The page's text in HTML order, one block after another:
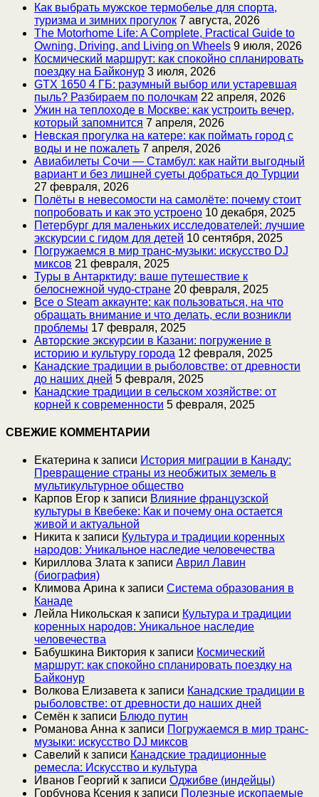
Как выбрать мужское термобелье для спорта,
туризма и зимних прогулок 7 августа, 2026
The Motorhome Life: A Complete, Practical Guide to
Owning, Driving, and Living on Wheels 9 июля, 2026
Космический маршрут: как спокойно спланировать
поездку на Байконур 3 июля, 2026
GTX 1650 4 ГБ: разумный выбор или устаревшая
пыль? Разбираем по полочкам 22 апреля, 2026
Ужин на теплоходе в Москве: как устроить вечер,
который запомнится 7 апреля, 2026
Невская прогулка на катере: как поймать город с
воды и не пожалеть 7 апреля, 2026
Авиабилеты Сочи — Стамбул: как найти выгодный
вариант и без лишней суеты добраться до Турции
27 февраля, 2026
Полёты в невесомости на самолёте: почему стоит
попробовать и как это устроено 10 декабря, 2025
Петербург для маленьких исследователей: лучшие
экскурсии с гидом для детей 10 сентября, 2025
Погружаемся в мир транс-музыки: искусство DJ
миксов 21 февраля, 2025
Туры в Антарктиду: ваше путешествие к
белоснежной чудо-стране 20 февраля, 2025
Все о Steam аккаунте: как пользоваться, на что
обращать внимание и что делать, если возникли
проблемы 17 февраля, 2025
Авторские экскурсии в Казани: погружение в
историю и культуру города 12 февраля, 2025
Канадские традиции в рыболовстве: от древности
до наших дней 5 февраля, 2025
Канадские традиции в сельском хозяйстве: от
корней к современности 5 февраля, 2025
СВЕЖИЕ КОММЕНТАРИИ
Екатерина к записи История миграции в Канаду:
Превращение страны из необжитых земель в
мультикультурное общество
Карпов Егор к записи Влияние французской
культуры в Квебеке: Как и почему она остается
живой и актуальной
Никита к записи Культура и традиции коренных
народов: Уникальное наследие человечества
Кириллова Злата к записи Аврил Лавин
(биография)
Климова Арина к записи Система образования в
Канаде
Лейла Никольская к записи Культура и традиции
коренных народов: Уникальное наследие
человечества
Бабушкина Виктория к записи Космический
маршрут: как спокойно спланировать поездку на
Байконур
Волкова Елизавета к записи Канадские традиции в
рыболовстве: от древности до наших дней
Семён к записи Блюдо путин
Романова Анна к записи Погружаемся в мир транс-
музыки: искусство DJ миксов
Савелий к записи Канадские традиционные
ремесла: Искусство и культура
Иванов Георгий к записи Оджибве (индейцы)
Горбунова Ксения к записи Полезные ископаемые